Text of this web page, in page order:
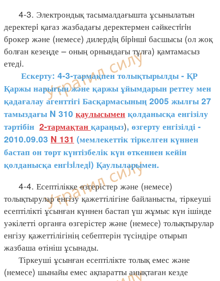
4-3. Электрондық тасымалдағышта ұсынылатын
деректерi қағаз жазбадағы деректермен сәйкестiгiн
брокер және (немесе) дилердiң бiрiншi басшысы (ол жоқ
болған кезеңде – оның орнындағы тұлға) қамтамасыз
етедi.
Ескерту: 4-3-тармақпен толықтырылды - ҚР
Қаржы нарығын және қаржы ұйымдарын реттеу мен
қадағалау агенттігі Басқармасының 2005 жылғы 27
тамыздағы N 310 қаулысымен қолданысқа енгізілу
тәртібін 2-тармақтан қараңыз), өзгерту енгізілді -
2010.09.03 N 131 (мемлекеттік тіркелген күннен
бастап он төрт күнтізбелік күн өткеннен кейін
қолданысқа енгiзiледi) Қаулыларымен.
4-4. Есептілікке өзгерістер және (немесе)
толықтырулар енгізу қажеттілігіне байланысты, тіркеуші
есептілікті ұсынған күннен бастап үш жұмыс күн ішінде
уәкілетті органға өзгерістер және (немесе) толықтырулар
енгізу қажеттілігінің себептерін түсіндіре отырып
жазбаша өтініш ұсынады.
Тіркеуші ұсынған есептілікте толық емес және
(немесе) шынайы емес ақпаратты анықтаған кезде